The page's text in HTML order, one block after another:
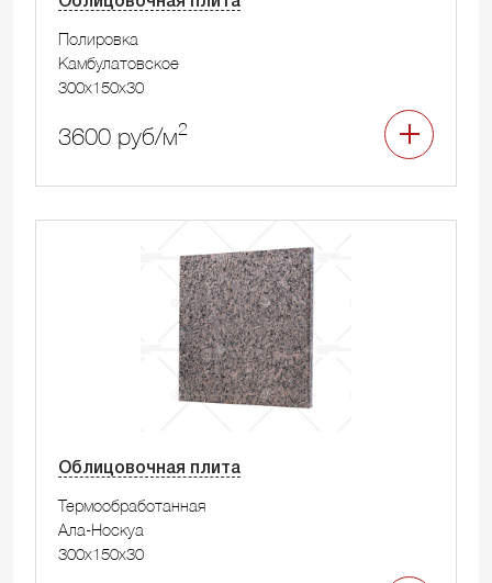
Полировка
Камбулатовское
300x150x30
3600 руб/м2
Облицовочная плита
Термообработанная
Ала-Носкуа
300x150x30